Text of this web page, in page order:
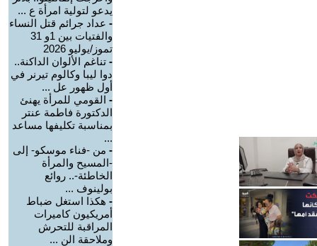
يدعو لتولية امرأة ع ...
- عداد جرائم قتل النساء
والفتيات بين 1و 31
تموز/يوليو 2026
- تناغم الألوان الداكنة..
دوا ليبا وكالوم تيرنر في
أول ظهور عل ...
- القومي للمرأة يهنئ
الدكتورة فاطمة عنتر
بمناسبة تكليفها مساعد
...
- من -فناء موسكو- إلى
-المسيح والمرأة
الخاطئة-.. روائع
بولينوف ...
- هكذا استغل ضباط
أمريكيون كاميرات
المراقبة للتحرش
وملاحقة الن ...